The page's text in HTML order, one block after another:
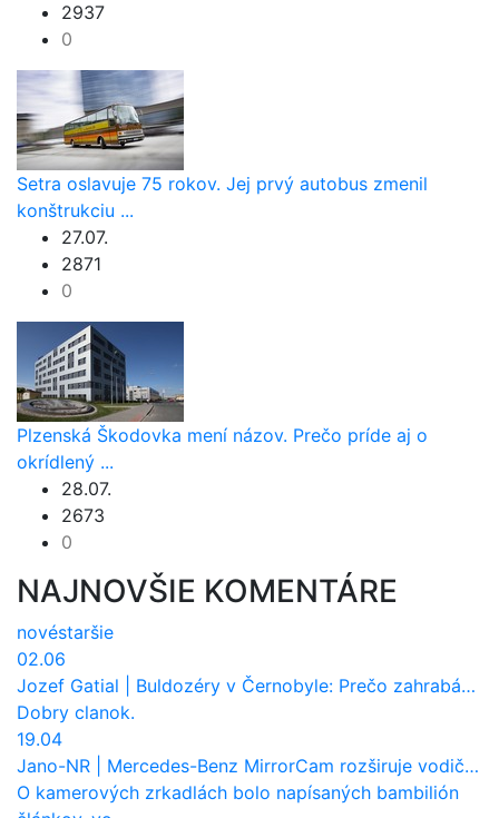
2937
0
Setra oslavuje 75 rokov. Jej prvý autobus zmenil
konštrukciu ...
27.07.
2871
0
Plzenská Škodovka mení názov. Prečo príde aj o
okrídlený ...
28.07.
2673
0
NAJNOVŠIE KOMENTÁRE
novéstaršie
02.06
Jozef Gatial
Buldozéry v Černobyle: Prečo zahrabávali Červený les pod zem?
Dobry clanok.
19.04
Jano-NR
Mercedes-Benz MirrorCam rozširuje vodičovi výhľad a uberá autobusom odpor vzduchu
O kamerových zrkadlách bolo napísaných bambilión